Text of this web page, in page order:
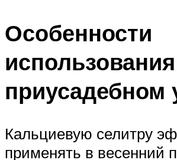
Особенности
приусадебном
Кальциевую селитру
применять в весенний